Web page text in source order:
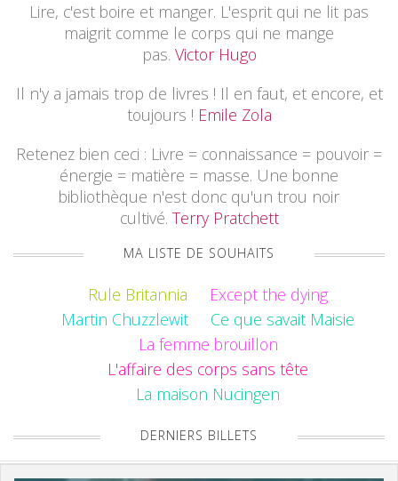
Lire, c'est boire et manger. L'esprit qui ne lit pas
maigrit comme le corps qui ne mange
pas. Victor Hugo
Il n'y a jamais trop de livres ! Il en faut, et encore, et
toujours ! Emile Zola
Retenez bien ceci : Livre = connaissance = pouvoir =
énergie = matière = masse. Une bonne
bibliothèque n'est donc qu'un trou noir
cultivé. Terry Pratchett
MA LISTE DE SOUHAITS
Rule Britannia
Except the dying
Martin Chuzzlewit
Ce que savait Maisie
La femme brouillon
L'affaire des corps sans tête
La maison Nucingen
DERNIERS BILLETS